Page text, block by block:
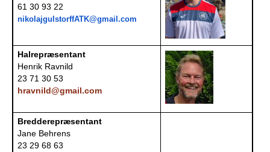
61 30 93 22
nikolajgulstorffATK@gmail.com
Halrepræsentant
Henrik Ravnild
23 71 30 53
hravnild@gmail.com
Bredderepræsentant
Jane Behrens
23 29 68 63